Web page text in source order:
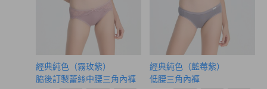
經典純色（霧玫紫）
脇後訂製蕾絲中腰三角內褲
經典純色（藍莓紫）
低腰三角內褲